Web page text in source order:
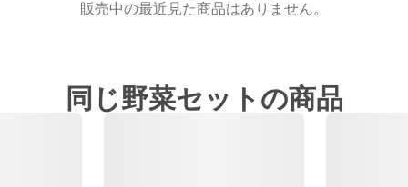
販売中の最近見た商品はありません。
同じ野菜セットの商品